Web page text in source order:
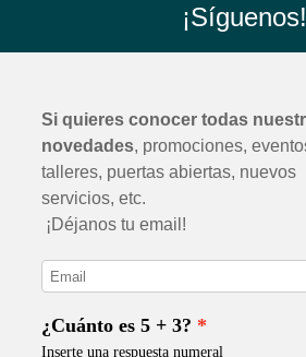
¡Síguenos!